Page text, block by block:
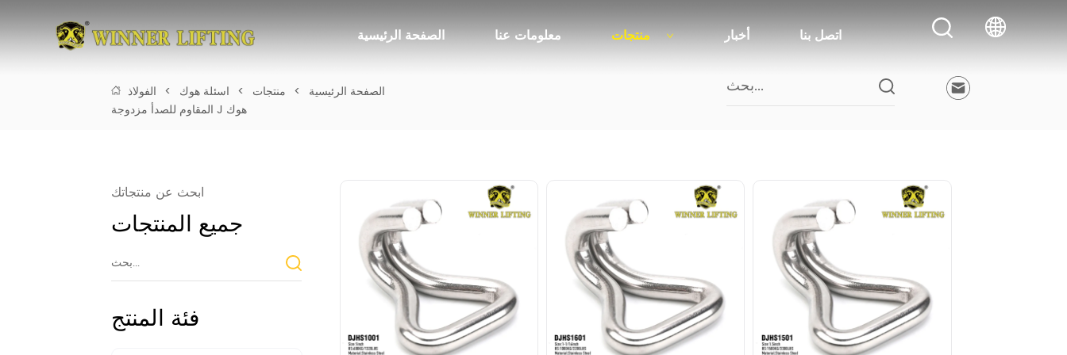
الصفحة الرئيسية معلومات عنا منتجات أخبار اتصل بنا
الصفحة الرئيسية > منتجات > اسئلة هوك > الفولاذ
المقاوم للصدأ مزدوجة J هوك
ابحث عن منتجاتك
جميع المنتجات
فئة المنتج